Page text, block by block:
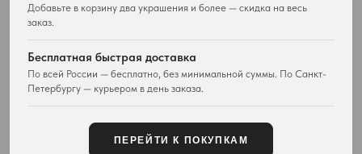
Добавьте в корзину два украшения и более — скидка на весь
заказ.
Бесплатная быстрая доставка
По всей России — бесплатно, без минимальной суммы. По Санкт-
Петербургу — курьером в день заказа.
ПЕРЕЙТИ К ПОКУПКАМ
Доставка
Возврат товара
Отзывы покупателей
Контакты
Карта сайта
О магазине
Новости и проекты
Все материалы